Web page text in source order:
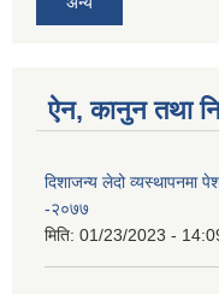
ऐन, कानुन तथा
दिशाजन्य लेदो व्यस्थापनमा
-२०७७
मिति: 01/23/2023 -